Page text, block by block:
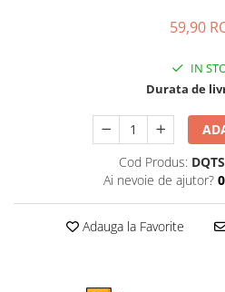
Cadite bebe si accesorii baie
Creme si lotiuni de corp copii
Olite si reductoare WC
Sapun & Gel de dus copii
59,90
IN
Durata de
Cod Produs:
Ai nevoie de ajutor?
Adauga la Favorite